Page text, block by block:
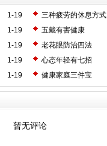
1-19
三种疲劳的休息方式
1-19
五戴有害健康
1-19
老花眼防治四法
1-19
心态年轻有七招
1-19
健康家庭三件宝
暂无评论